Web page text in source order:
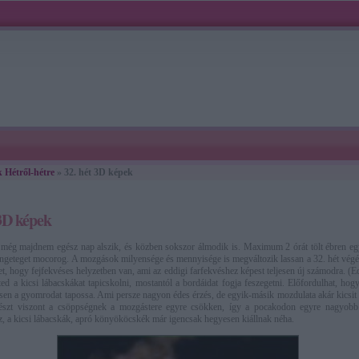
Hétről-hétre » 32. hét 3D képek
képek
majdnem egész nap alszik, és közben sokszor álmodik is. Maximum 2 órát tölt ébren
mocorog. A mozgások milyensége és mennyisége is megváltozik lassan a 32. hét
hogy fejfekvéses helyzetben van, ami az eddigi farfekvéshez képest teljesen új számodra.
a kicsi lábacskákat tapicskolni, mostantól a bordáidat fogja feszegetni. Előfordulhat,
a gyomrodat tapossa. Ami persze nagyon édes érzés, de egyik-másik mozdulata akár
viszont a csöppségnek a mozgástere egyre csökken, így a pocakodon egyre
a kicsi lábacskák, apró könyököcskék már igencsak hegyesen kiállnak néha.